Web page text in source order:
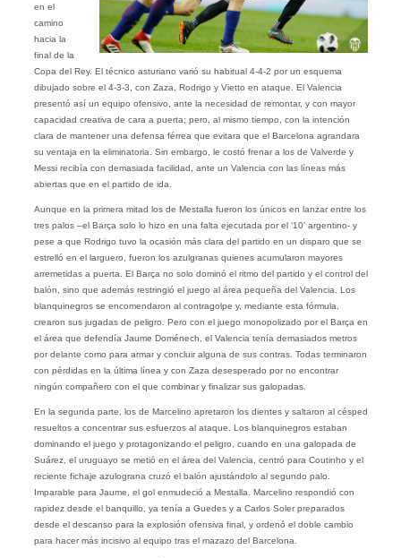
en el
camino
hacia la
final de la
Copa del Rey. El técnico asturiano varió su habitual 4-4-2 por un esquema
dibujado sobre el 4-3-3, con Zaza, Rodrigo y Vietto en ataque. El Valencia
presentó así un equipo ofensivo, ante la necesidad de remontar, y con mayor
capacidad creativa de cara a puerta; pero, al mismo tiempo, con la intención
clara de mantener una defensa férrea que evitara que el Barcelona agrandara
su ventaja en la eliminatoria. Sin embargo, le costó frenar a los de Valverde y
Messi recibía con demasiada facilidad, ante un Valencia con las líneas más
abiertas que en el partido de ida.
Aunque en la primera mitad los de Mestalla fueron los únicos en lanzar entre los
tres palos –el Barça solo lo hizo en una falta ejecutada por el ‘10’ argentino- y
pese a que Rodrigo tuvo la ocasión más clara del partido en un disparo que se
estrelló en el larguero, fueron los azulgranas quienes acumularon mayores
arremetidas a puerta. El Barça no solo dominó el ritmo del partido y el control del
balón, sino que además restringió el juego al área pequeña del Valencia. Los
blanquinegros se encomendaron al contragolpe y, mediante esta fórmula,
crearon sus jugadas de peligro. Pero con el juego monopolizado por el Barça en
el área que defendía Jaume Doménech, el Valencia tenía demasiados metros
por delante como para armar y concluir alguna de sus contras. Todas terminaron
con pérdidas en la última línea y con Zaza desesperado por no encontrar
ningún compañero con el que combinar y finalizar sus galopadas.
En la segunda parte, los de Marcelino apretaron los dientes y saltaron al césped
resueltos a concentrar sus esfuerzos al ataque. Los blanquinegros estaban
dominando el juego y protagonizando el peligro, cuando en una galopada de
Suárez, el uruguayo se metió en el área del Valencia, centró para Coutinho y el
reciente fichaje azulograna cruzó el balón ajustándolo al segundo palo.
Imparable para Jaume, el gol enmudeció a Mestalla. Marcelino respondió con
rapidez desde el banquillo, ya tenía a Guedes y a Carlos Soler preparados
desde el descanso para la explosión ofensiva final, y ordenó el doble cambio
para hacer más incisivo al equipo tras el mazazo del Barcelona.